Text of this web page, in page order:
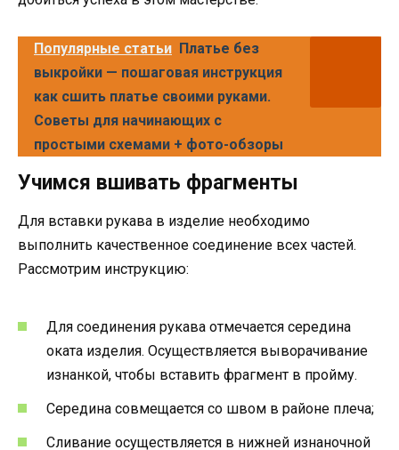
Популярные статьи Платье без
выкройки — пошаговая инструкция
как сшить платье своими руками.
Советы для начинающих с
простыми схемами + фото-обзоры
Учимся вшивать фрагменты
Для вставки рукава в изделие необходимо
выполнить качественное соединение всех частей.
Рассмотрим инструкцию:
Для соединения рукава отмечается середина
оката изделия. Осуществляется выворачивание
изнанкой, чтобы вставить фрагмент в пройму.
Середина совмещается со швом в районе плеча;
Сливание осуществляется в нижней изнаночной